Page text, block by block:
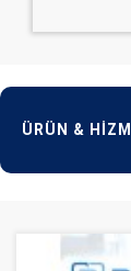
ÜRÜN &